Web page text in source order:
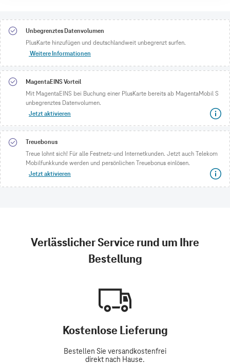
Unbegrenztes Datenvolumen
PlusKarte hinzufügen und deutschlandweit unbegrenzt surfen.
Weitere Informationen
MagentaEINS Vorteil
Mit MagentaEINS bei Buchung einer PlusKarte bereits ab MagentaMobil S
unbegrenztes Datenvolumen.
Jetzt aktivieren
Treuebonus
Treue lohnt sich! Für alle Festnetz-und Internetkunden. Jetzt auch Telekom
Mobilfunkkunde werden und persönlichen Treuebonus einlösen.
Jetzt aktivieren